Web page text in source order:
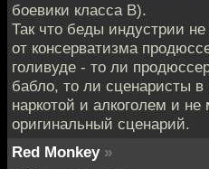
боевики класса B).
Так что беды индустрии
от консерватизма
голивуде - то ли
бабло, то ли сценаристы в
наркотой и алкоголем и не
оригинальный сценарий.
Red Monkey »